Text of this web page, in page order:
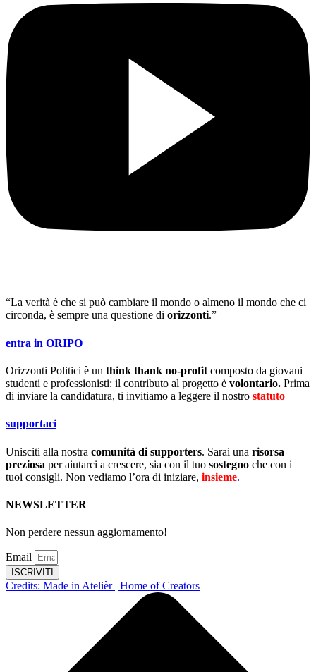
“La verità è che si può cambiare il mondo o almeno il mondo che ci
circonda, è sempre una questione di orizzonti.”
entra in ORIPO
Orizzonti Politici è un think thank no-profit composto da giovani
studenti e professionisti: il contributo al progetto è volontario. Prima
di inviare la candidatura, ti invitiamo a leggere il nostro statuto
supportaci
Unisciti alla nostra comunità di supporters. Sarai una risorsa
preziosa per aiutarci a crescere, sia con il tuo sostegno che con i
tuoi consigli. Non vediamo l’ora di iniziare, insieme.
NEWSLETTER
Non perdere nessun aggiornamento!
Email
ISCRIVITI
Credits: Made in Atelièr | Home of Creators